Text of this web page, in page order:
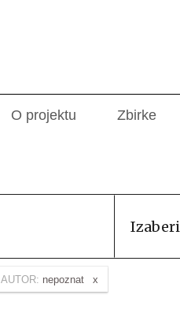
O projektu Zbirke
AUTOR: nepoznat